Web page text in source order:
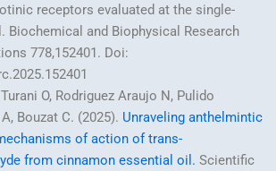
receptors evaluated at the single-
Biochemical and Biophysical Research
778,152401. Doi:
O, Rodriguez Araujo N, Pulido
Bouzat C. (2025). Unraveling anthelmintic
of action of trans-
from cinnamon essential oil. Scientific